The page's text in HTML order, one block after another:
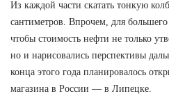
Из каждой части скатать тонкую
сантиметров. Впрочем, для
чтобы стоимость нефти не только
но и нарисовались перспективы
конца этого года планировалось
магазина в России — в Липецке.